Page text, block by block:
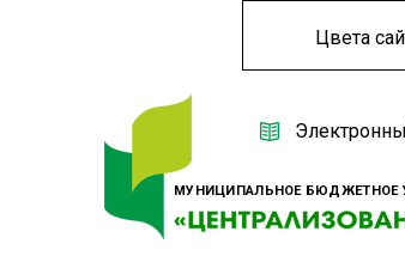
Цвета
МУНИЦИПАЛЬНОЕ БЮДЖЕТНОЕ